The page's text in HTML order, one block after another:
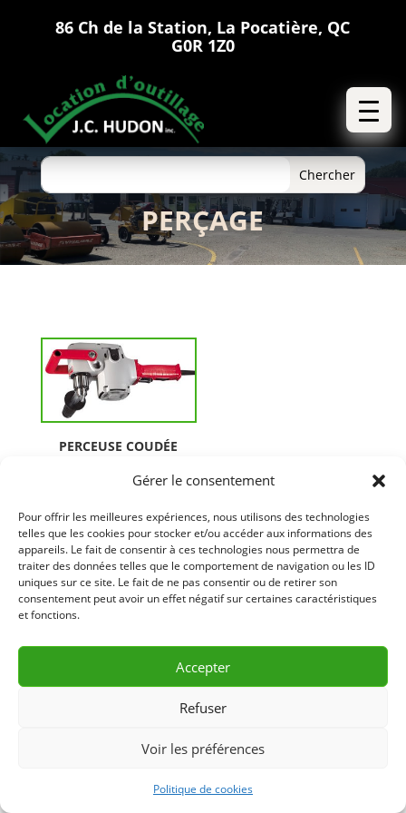
Gérer le consentement
Pour offrir les meilleures expériences, nous utilisons des technologies
telles que les cookies pour stocker et/ou accéder aux informations des
appareils. Le fait de consentir à ces technologies nous permettra de
traiter des données telles que le comportement de navigation ou les ID
uniques sur ce site. Le fait de ne pas consentir ou de retirer son
consentement peut avoir un effet négatif sur certaines caractéristiques
et fonctions.
Accepter
Refuser
Voir les préférences
Politique de cookies
86 Ch de la Station, La Pocatière, QC
G0R 1Z0
PERÇAGE
PERCEUSE COUDÉE